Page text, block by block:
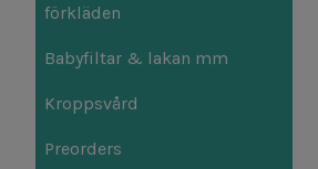
förkläden
Babyfiltar & lakan mm
Kroppsvård
Preorders